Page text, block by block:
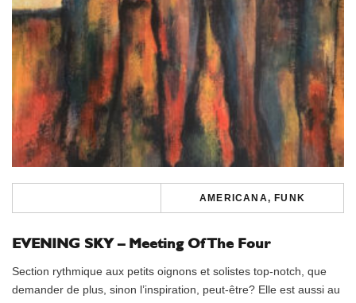
AMERICANA, FUNK
EVENING SKY – Meeting Of The Four
Section rythmique aux petits oignons et solistes top-notch, que
demander de plus, sinon l’inspiration, peut-être? Elle est aussi au